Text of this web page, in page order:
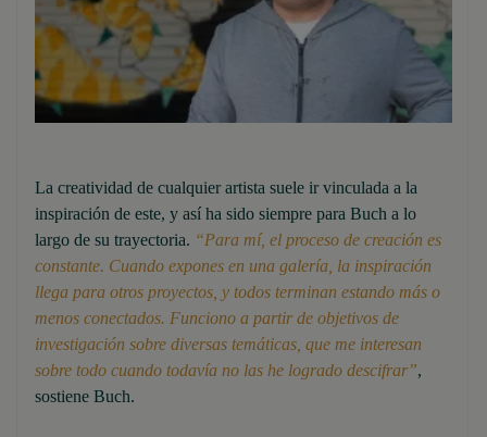
La creatividad de cualquier artista suele ir vinculada a la
inspiración de este, y así ha sido siempre para Buch a lo
largo de su trayectoria. “Para mí, el proceso de creación es
constante. Cuando expones en una galería, la inspiración
llega para otros proyectos, y todos terminan estando más o
menos conectados. Funciono a partir de objetivos de
investigación sobre diversas temáticas, que me interesan
sobre todo cuando todavía no las he logrado descifrar”,
sostiene Buch.